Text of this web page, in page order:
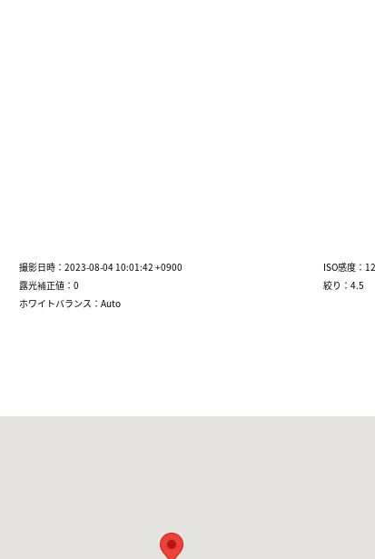
撮影日時：2023-08-04 10:01:42 +0900
ISO感度：
露光補正値：0
絞り：4.5
ホワイトバランス：Auto